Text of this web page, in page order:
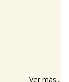
Ver más...